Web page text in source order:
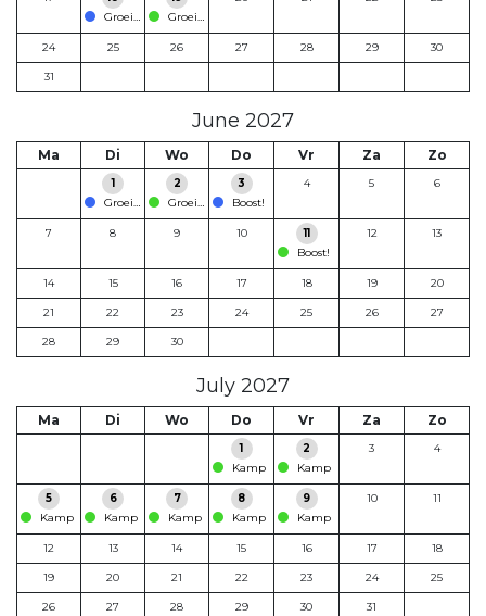
Groeismikkel en Gedachtevreter
Groeismikkel en Gedachtevreter
24 25 26 27 28 29 30
31
June 2027
Ma Di Wo Do Vr Za Zo
1
Groeismikkel en Gedachtevreter
2
Groeismikkel en Gedachtevreter
3
Boost!
4 5 6
7 8 9 10
11
Boost!
12 13
14 15 16 17 18 19 20
21 22 23 24 25 26 27
28 29 30
July 2027
Ma Di Wo Do Vr Za Zo
1
Kamp
2
Kamp
3 4
5
Kamp
6
Kamp
7
Kamp
8
Kamp
9
Kamp
10 11
12 13 14 15 16 17 18
19 20 21 22 23 24 25
26 27 28 29 30 31